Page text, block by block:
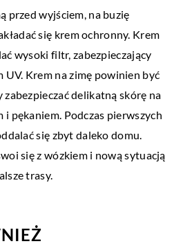
przed wyjściem, na buzię
się krem ochronny. Krem
wysoki filtr, zabezpieczający
Krem na zimę powinien być
delikatną skórę na
i pękaniem. Podczas pierwszych
się zbyt daleko domu.
się z wózkiem i nową sytuacją
trasy.